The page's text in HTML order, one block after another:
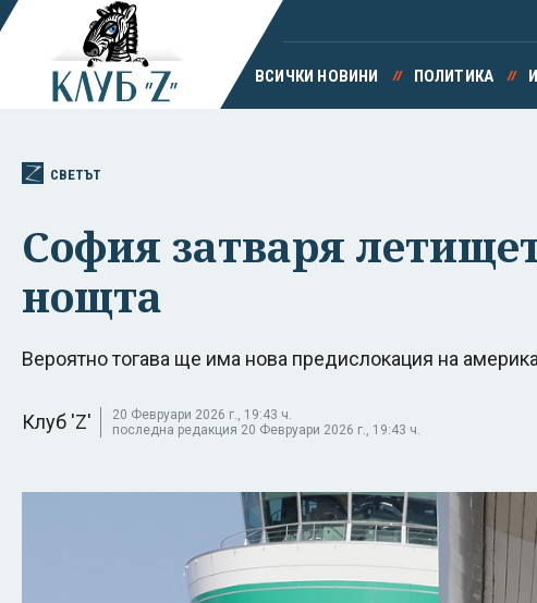
ВСИЧКИ НОВИНИ ПОЛИТИКА
СВЕТЪТ
София затваря
нощта
Вероятно тогава ще има нова предислокация на
Клуб 'Z'
20 Февруари 2026 г., 19:43 ч.
последна редакция 20 Февруари 2026 г., 19:43 ч.